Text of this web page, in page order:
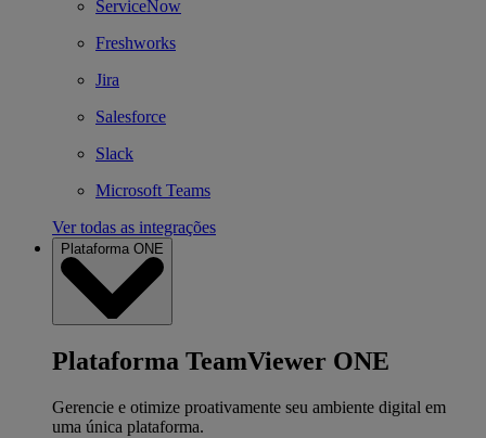
ServiceNow
Freshworks
Jira
Salesforce
Slack
Microsoft Teams
Ver todas as integrações
Plataforma ONE
Plataforma TeamViewer ONE
Gerencie e otimize proativamente seu ambiente digital em
uma única plataforma.